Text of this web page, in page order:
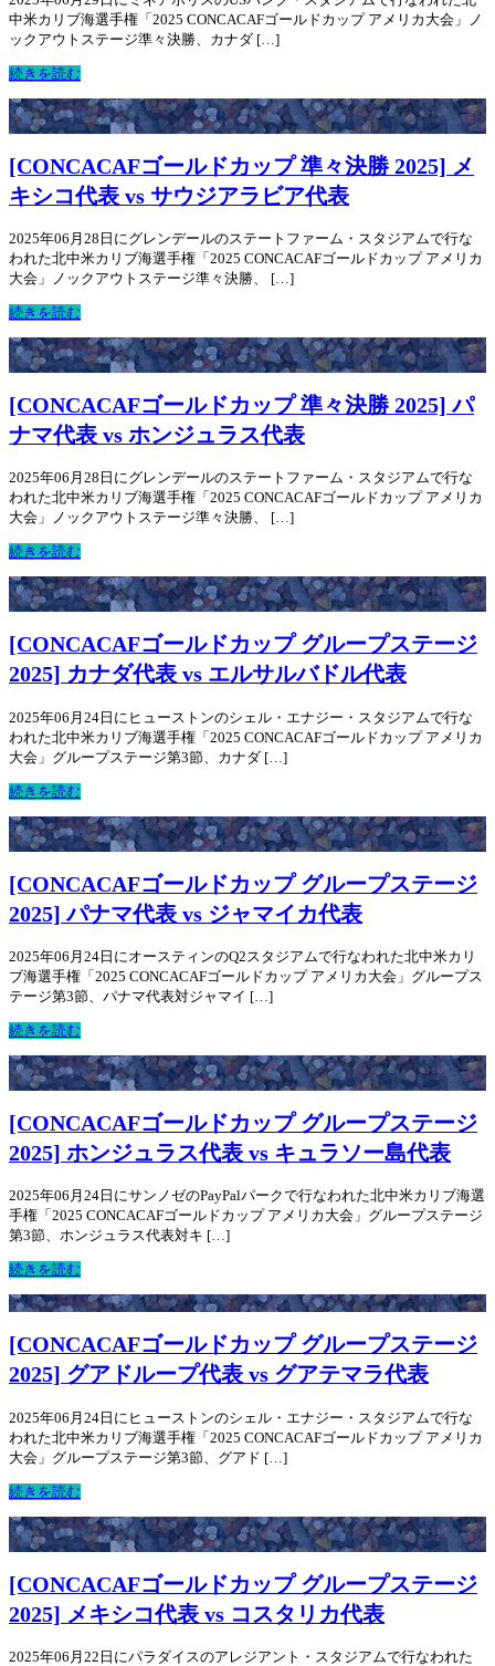
中米カリブ海選手権「2025 CONCACAFゴールドカップ アメリカ大会」ノ
ックアウトステージ準々決勝、カナダ […]
続きを読む
[CONCACAFゴールドカップ 準々決勝 2025] メ
キシコ代表 vs サウジアラビア代表
2025年06月28日にグレンデールのステートファーム・スタジアムで行な
われた北中米カリブ海選手権「2025 CONCACAFゴールドカップ アメリカ
大会」ノックアウトステージ準々決勝、 […]
続きを読む
[CONCACAFゴールドカップ 準々決勝 2025] パ
ナマ代表 vs ホンジュラス代表
2025年06月28日にグレンデールのステートファーム・スタジアムで行な
われた北中米カリブ海選手権「2025 CONCACAFゴールドカップ アメリカ
大会」ノックアウトステージ準々決勝、 […]
続きを読む
[CONCACAFゴールドカップ グループステージ
2025] カナダ代表 vs エルサルバドル代表
2025年06月24日にヒューストンのシェル・エナジー・スタジアムで行な
われた北中米カリブ海選手権「2025 CONCACAFゴールドカップ アメリカ
大会」グループステージ第3節、カナダ […]
続きを読む
[CONCACAFゴールドカップ グループステージ
2025] パナマ代表 vs ジャマイカ代表
2025年06月24日にオースティンのQ2スタジアムで行なわれた北中米カリ
ブ海選手権「2025 CONCACAFゴールドカップ アメリカ大会」グループス
テージ第3節、パナマ代表対ジャマイ […]
続きを読む
[CONCACAFゴールドカップ グループステージ
2025] ホンジュラス代表 vs キュラソー島代表
2025年06月24日にサンノゼのPayPalパークで行なわれた北中米カリブ海選
手権「2025 CONCACAFゴールドカップ アメリカ大会」グループステージ
第3節、ホンジュラス代表対キ […]
続きを読む
[CONCACAFゴールドカップ グループステージ
2025] グアドループ代表 vs グアテマラ代表
2025年06月24日にヒューストンのシェル・エナジー・スタジアムで行な
われた北中米カリブ海選手権「2025 CONCACAFゴールドカップ アメリカ
大会」グループステージ第3節、グアド […]
続きを読む
[CONCACAFゴールドカップ グループステージ
2025] メキシコ代表 vs コスタリカ代表
2025年06月22日にパラダイスのアレジアント・スタジアムで行なわれた